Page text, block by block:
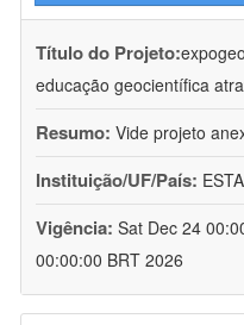
Título do Projeto:
educação geocientífica
Resumo: Vide projeto
Instituição/UF/País:
Vigência: Sat Dec 24
00:00:00 BRT 2026